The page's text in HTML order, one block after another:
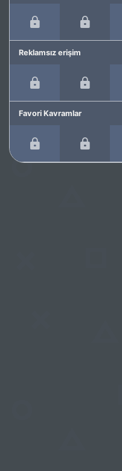
Reklamsız erişim
Favori Kavramlar